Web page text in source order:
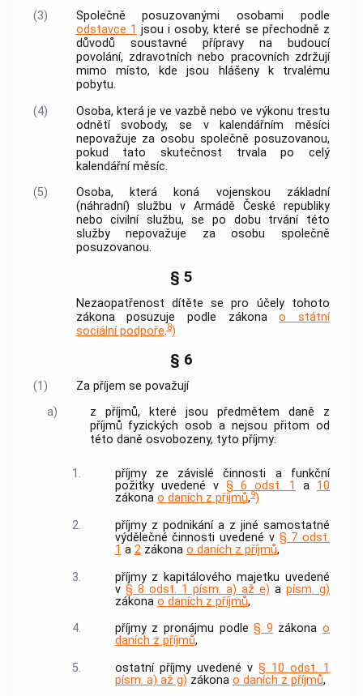
(3)
Společně posuzovanými osobami podle
odstavce 1 jsou i osoby, které se přechodně z
důvodů soustavné přípravy na budoucí
povolání, zdravotních nebo pracovních zdržují
mimo místo, kde jsou hlášeny k trvalému
pobytu.
(4)
Osoba, která je ve vazbě nebo ve výkonu trestu
odnětí svobody, se v kalendářním měsíci
nepovažuje za osobu společně posuzovanou,
pokud tato skutečnost trvala po celý
kalendářní měsíc.
(5)
Osoba, která koná vojenskou základní
(náhradní) službu v Armádě České republiky
nebo civilní službu, se po dobu trvání této
služby nepovažuje za osobu společně
posuzovanou.
§ 5
Nezaopatřenost dítěte se pro účely tohoto
zákona posuzuje podle zákonao státní
sociální podpoře.8)
§ 6
(1)
Za příjem se považují
a)
z příjmů, které jsou předmětem daně z
příjmů fyzických osob a nejsou přitom od
této daně osvobozeny, tyto příjmy:
1.
příjmy ze závislé činnosti a funkční
požitky uvedené v § 6 odst. 1 a 10
zákona o daních z příjmů,9)
2.
příjmy z podnikání a z jiné samostatné
výdělečné činnosti uvedené v § 7 odst.
1 a 2zákona o daních z příjmů,
3.
příjmy z kapitálového majetku uvedené
v § 8 odst. 1 písm. a) až e) a písm. g)
zákona o daních z příjmů,
4.
příjmy z pronájmu podle§ 9 zákona o
daních z příjmů,
5.
ostatní příjmy uvedené v § 10 odst. 1
písm. a) až g) zákona o daních z příjmů,